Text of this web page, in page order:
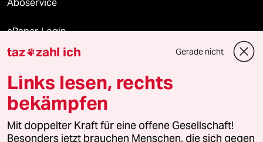
Aboservice
ePaper Login
Downloads für Abonnierende
© 2026 taz Verlags und Vertriebs GmbH
Alle Rechte vorbehalten. Bei rechtlichen Fragen oder für Genehmigungen
wenden Sie sich bitte an lizenzen@taz.de
taz zahl ich Gerade nicht
Links lesen, rechts
bekämpfen
Mit doppelter Kraft für eine offene Gesellschaft!
Besonders jetzt brauchen Menschen, die sich gegen